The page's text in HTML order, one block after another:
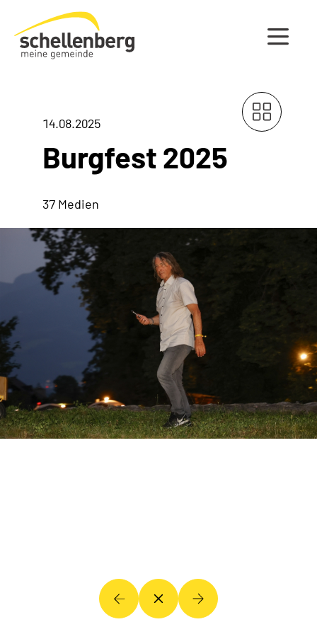
Gemeinde Schellenberg Startseite
14.08.2025
Burgfest 2025
37 Medien